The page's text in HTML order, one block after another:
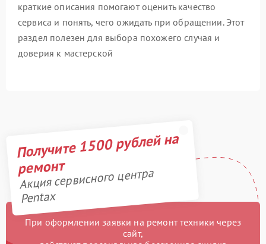
краткие описания помогают оценить качество
сервиса и понять, чего ожидать при обращении. Этот
раздел полезен для выбора похожего случая и
доверия к мастерской
Получите 1500 рублей на
ремонт
Акция сервисного центра
Pentax
При оформлении заявки на ремонт техники через
сайт,